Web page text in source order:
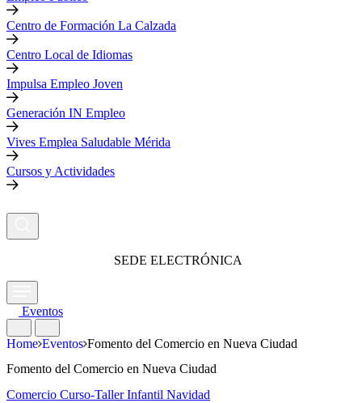
Centro de Formación La Calzada
Centro Local de Idiomas
Impulsa Empleo Joven
Generación IN Empleo
Vives Emplea Saludable Mérida
Cursos y Actividades
SEDE ELECTRÓNICA
Eventos
Home Eventos Fomento del Comercio en Nueva Ciudad
Fomento del Comercio en Nueva Ciudad
Comercio Curso-TallerInfantil Navidad